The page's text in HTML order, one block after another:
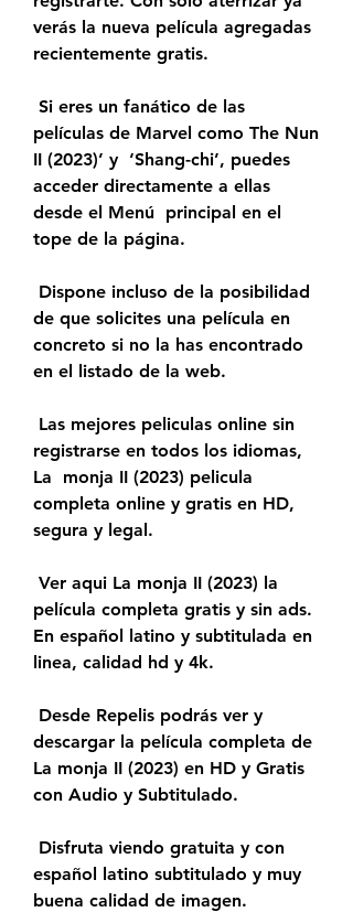
verás la nueva película agregadas
recientemente gratis.
películas de Marvel como The Nun
II (2023)’ y  ‘Shang-chi’, puedes
acceder directamente a ellas
desde el Menú  principal en el
tope de la página.
de que solicites una película en
concreto si no la has encontrado
en el listado de la web.
registrarse en todos los idiomas,
La  monja II (2023) pelicula
completa online y gratis en HD,
segura y legal.
película completa gratis y sin ads.
En español latino y subtitulada en
linea, calidad hd y 4k.
descargar la película completa de
La monja II (2023) en HD y Gratis
con Audio y Subtitulado.
español latino subtitulado y muy
buena calidad de imagen.